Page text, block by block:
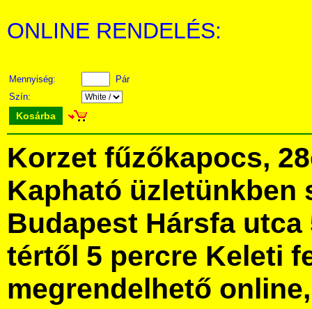
ONLINE RENDELÉS:
Mennyiség:
Pár
Szín:
Kosárba
Korzet fűzőkapocs,
Kapható üzletünkben
Budapest Hársfa utca
tértől 5 percre Keleti
megrendelhető